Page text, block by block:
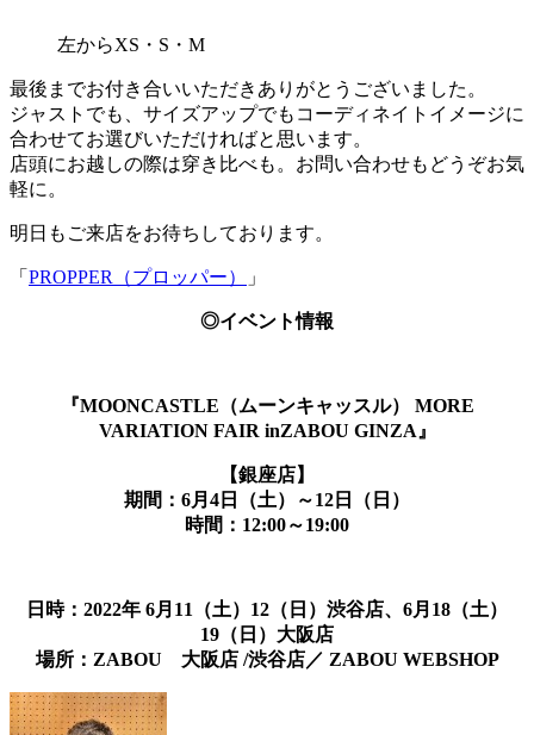
左からXS・S・M
最後までお付き合いいただきありがとうございました。
ジャストでも、サイズアップでもコーディネイトイメージに
合わせてお選びいただければと思います。
店頭にお越しの際は穿き比べも。お問い合わせもどうぞお気
軽に。
明日もご来店をお待ちしております。
「 PROPPER（プロッパー） 」
◎イベント情報
『MOONCASTLE（ムーンキャッスル） MORE
VARIATION FAIR inZABOU GINZA』
【銀座店】
期間：6月4日（土）～12日（日）
時間：12:00～19:00
日時：2022年 6月11（土）12（日）渋谷店、6月18（土）
19（日）大阪店
場所：ZABOU 大阪店 /渋谷店／ ZABOU WEBSHOP